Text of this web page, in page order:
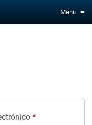
Menu ≡
*Obligatorio